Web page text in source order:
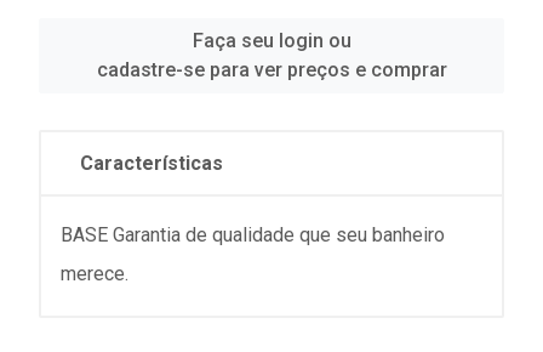
Faça seu login ou
cadastre-se para ver preços e comprar
Características
BASE Garantia de qualidade que seu banheiro
merece.